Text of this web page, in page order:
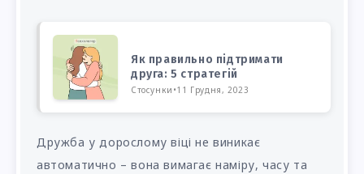
Як правильно підтримати
друга: 5 стратегій
Стосунки •11 Грудня, 2023
Дружба у дорослому віці не виникає
автоматично – вона вимагає наміру, часу та